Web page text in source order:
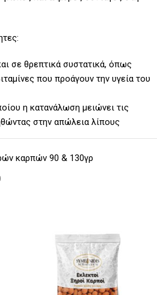
σε θρεπτικά συστατικά, όπως
που προάγουν την υγεία του
η κατανάλωση μειώνει τις
στην απώλεια λίπους
καρπών 90 & 130γρ